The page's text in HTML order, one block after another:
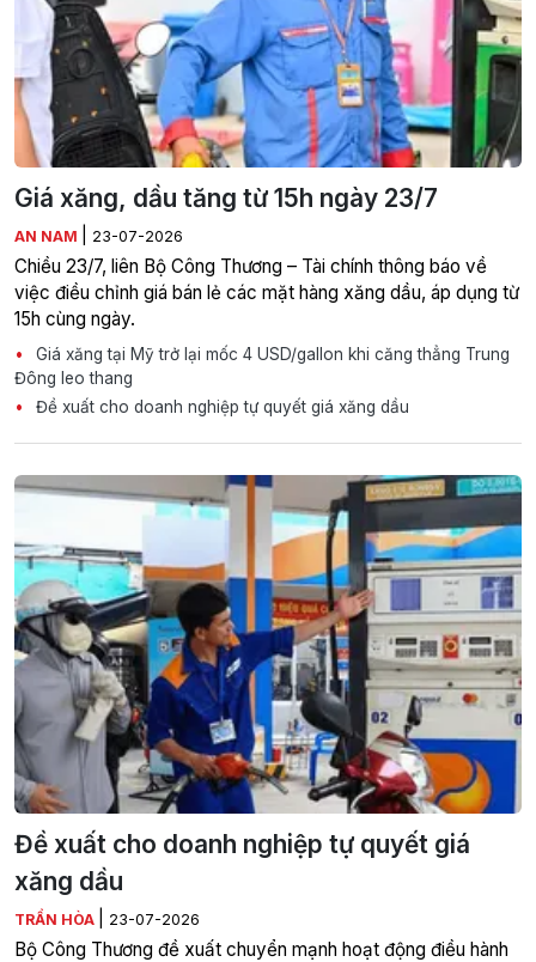
Giá xăng, dầu tăng từ 15h ngày 23/7
AN NAM 23-07-2026
Chiều 23/7, liên Bộ Công Thương – Tài chính thông báo về
việc điều chỉnh giá bán lẻ các mặt hàng xăng dầu, áp dụng từ
15h cùng ngày.
Giá xăng tại Mỹ trở lại mốc 4 USD/gallon khi căng thẳng Trung
Đông leo thang
Đề xuất cho doanh nghiệp tự quyết giá xăng dầu
Đề xuất cho doanh nghiệp tự quyết giá
xăng dầu
TRẦN HÒA 23-07-2026
Bộ Công Thương đề xuất chuyển mạnh hoạt động điều hành